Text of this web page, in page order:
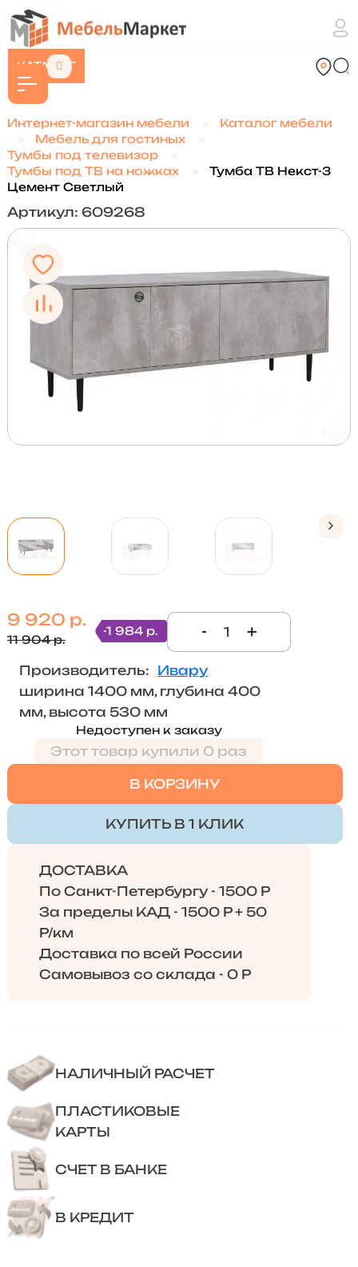
КАТАЛОГ
Интернет-магазин мебели
Каталог мебели
Мебель для гостиных
Тумбы под телевизор
Тумбы под ТВ на ножках
Тумба ТВ Некст-3
Цемент Светлый
Артикул: 609268
9 920 р.
11 904 р.
-1 984 р. - +
Производитель: Ивару
ширина 1400 мм, глубина 400
мм, высота 530 мм
Недоступен к заказу
Этот товар купили 0 раз
В КОРЗИНУ
КУПИТЬ В 1 КЛИК
ДОСТАВКА
По Санкт-Петербургу - 1500 Р
За пределы КАД - 1500 Р + 50
Р/км
Доставка по всей России
Самовывоз со склада - 0 Р
НАЛИЧНЫЙ РАСЧЕТ
ПЛАСТИКОВЫЕ
КАРТЫ
СЧЕТ В БАНКЕ
В КРЕДИТ